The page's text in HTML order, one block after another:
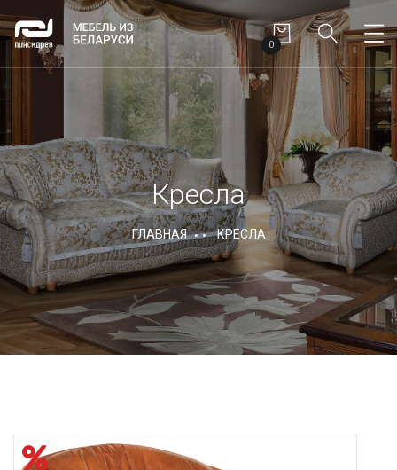
0
Кресла
ГЛАВНАЯ КРЕСЛА